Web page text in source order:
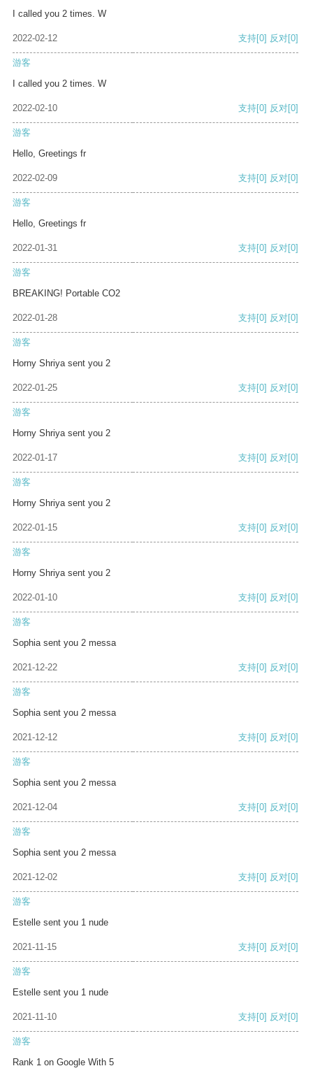
I called you 2 times. W
2022-02-12 支持[0] 反对[0]
游客
I called you 2 times. W
2022-02-10 支持[0] 反对[0]
游客
Hello, Greetings fr
2022-02-09 支持[0] 反对[0]
游客
Hello, Greetings fr
2022-01-31 支持[0] 反对[0]
游客
BREAKING! Portable CO2
2022-01-28 支持[0] 反对[0]
游客
Horny Shriya sent you 2
2022-01-25 支持[0] 反对[0]
游客
Horny Shriya sent you 2
2022-01-17 支持[0] 反对[0]
游客
Horny Shriya sent you 2
2022-01-15 支持[0] 反对[0]
游客
Horny Shriya sent you 2
2022-01-10 支持[0] 反对[0]
游客
Sophia sent you 2 messa
2021-12-22 支持[0] 反对[0]
游客
Sophia sent you 2 messa
2021-12-12 支持[0] 反对[0]
游客
Sophia sent you 2 messa
2021-12-04 支持[0] 反对[0]
游客
Sophia sent you 2 messa
2021-12-02 支持[0] 反对[0]
游客
Estelle sent you 1 nude
2021-11-15 支持[0] 反对[0]
游客
Estelle sent you 1 nude
2021-11-10 支持[0] 反对[0]
游客
Rank 1 on Google With 5